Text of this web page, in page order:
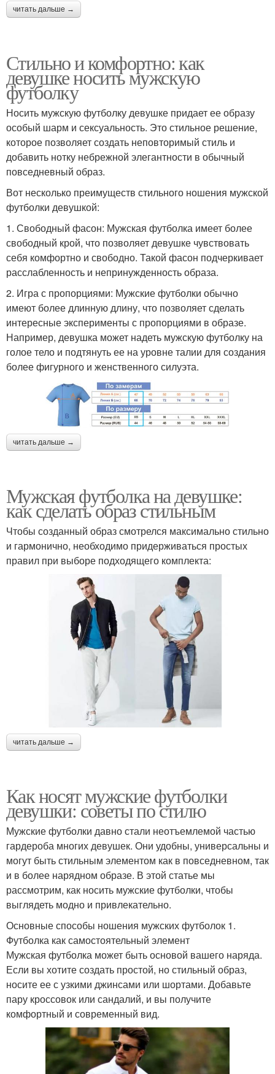
читать дальше →
Стильно и комфортно: как
девушке носить мужскую
футболку
Носить мужскую футболку девушке придает ее образу
особый шарм и сексуальность. Это стильное решение,
которое позволяет создать неповторимый стиль и
добавить нотку небрежной элегантности в обычный
повседневный образ.
Вот несколько преимуществ стильного ношения мужской
футболки девушкой:
1. Свободный фасон: Мужская футболка имеет более
свободный крой, что позволяет девушке чувствовать
себя комфортно и свободно. Такой фасон подчеркивает
расслабленность и непринужденность образа.
2. Игра с пропорциями: Мужские футболки обычно
имеют более длинную длину, что позволяет сделать
интересные эксперименты с пропорциями в образе.
Например, девушка может надеть мужскую футболку на
голое тело и подтянуть ее на уровне талии для создания
более фигурного и женственного силуэта.
читать дальше →
Мужская футболка на девушке:
как сделать образ стильным
Чтобы созданный образ смотрелся максимально стильно
и гармонично, необходимо придерживаться простых
правил при выборе подходящего комплекта:
читать дальше →
Как носят мужские футболки
девушки: советы по стилю
Мужские футболки давно стали неотъемлемой частью
гардероба многих девушек. Они удобны, универсальны и
могут быть стильным элементом как в повседневном, так
и в более нарядном образе. В этой статье мы
рассмотрим, как носить мужские футболки, чтобы
выглядеть модно и привлекательно.
Основные способы ношения мужских футболок 1.
Футболка как самостоятельный элемент
Мужская футболка может быть основой вашего наряда.
Если вы хотите создать простой, но стильный образ,
носите ее с узкими джинсами или шортами. Добавьте
пару кроссовок или сандалий, и вы получите
комфортный и современный вид.